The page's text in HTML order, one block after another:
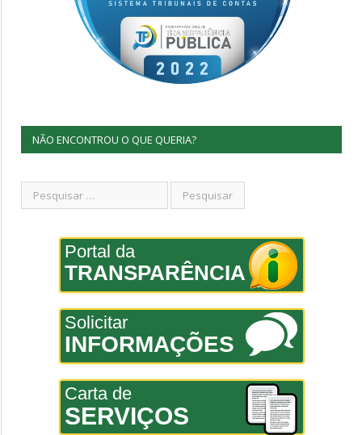
NÃO ENCONTROU O QUE QUERIA?
Portal da
TRANSPARÊNCIA
Solicitar
INFORMAÇÕES
Carta de
SERVIÇOS